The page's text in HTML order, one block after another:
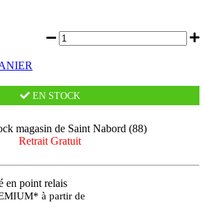
EN STOCK
magasin de Saint Nabord (88)
Retrait Gratuit
en point relais
à partir de